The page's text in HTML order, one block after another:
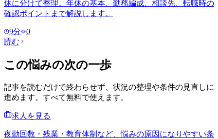
休に分けて整理。年休の基本、勤務編成、相談先、転職時の
確認ポイントまで解説します。
9分
0
読む
この悩みの次の一歩
記事を読むだけで終わらせず、状況の整理や条件の見直しに
進めます。すべて無料で使えます。
求人を見る
夜勤回数・残業・教育体制など、悩みの原因になりやすい条